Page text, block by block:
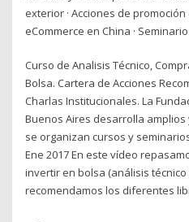
exterior · Acciones de
eCommerce en China ·
Curso de Analisis Técnico,
Bolsa. Cartera de Acciones
Charlas Institucionales. La
Buenos Aires desarrolla
se organizan cursos y
Ene 2017 En este vídeo
invertir en bolsa (análisis
recomendamos los diferentes